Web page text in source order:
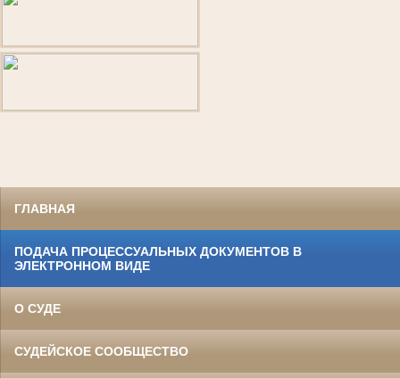
ГЛАВНАЯ
ПОДАЧА ПРОЦЕССУАЛЬНЫХ ДОКУМЕНТОВ В
ЭЛЕКТРОННОМ ВИДЕ
О СУДЕ
СУДЕЙСКОЕ СООБЩЕСТВО